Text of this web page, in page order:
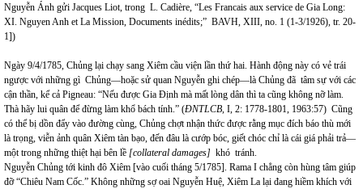
Nguyễn Ánh gửi Jacques Liot, trong L. Cadière, “Les Francais aux service de Gia Long:
XI. Nguyen Anh et La Mission, Documents inédits;” BAVH, XIII, no. 1 (1-3/1926), tr. 20-
1])
Ngày 9/4/1785, Chủng lại chạy sang Xiêm cầu viện lần thứ hai. Hành động này có vẻ trái
ngược với những gì Chủng—hoặc sử quan Nguyễn ghi chép—là Chủng đã tâm sự với các
cận thần, kể cả Pigneau: “Nếu được Gia Định mà mất lòng dân thì ta cũng không nỡ làm.
Thà hãy lui quân để đừng làm khổ bách tính.” (ĐNTLCB, I, 2: 1778-1801, 1963:57) Cũng
có thể bị dồn đẩy vào đường cùng, Chủng chợt nhận thức được rằng mục đích báo thù mới
là trọng, viễn ảnh quân Xiêm tàn bạo, đến đâu là cướp bóc, giết chóc chỉ là cái giá phải trả—
một trong những thiệt hại bên lề [collateral damages] khó tránh.
Nguyễn Chủng tới kinh đô Xiêm [vào cuối tháng 5/1785]. Rama I chẳng còn hùng tâm giúp
đỡ “Chiêu Nam Cốc.” Không những sợ oai Nguyễn Huệ, Xiêm La lại đang hiềm khích với